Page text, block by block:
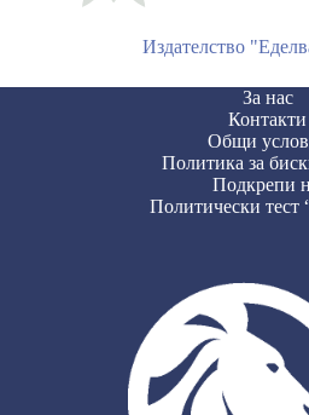
Издателство
За нас
Контакти
Общи
Политика за
Подкрепи
Политически тест